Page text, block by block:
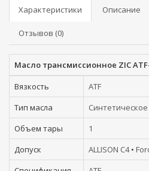
Характеристики Описание
Отзывов (0)
Масло трансмиссионное ZIC
Вязкость
ATF
Тип масла
Синтетическое
Объем тары
1
Допуск
ALLISON C4•